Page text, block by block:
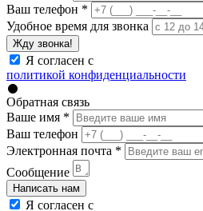
Ваш телефон *
Удобное время для звонка
Жду звонка!
Я согласен с
политикой конфиденциальности
Обратная связь
Ваше имя *
Ваш телефон
Электронная почта *
Сообщение
Написать нам
Я согласен с